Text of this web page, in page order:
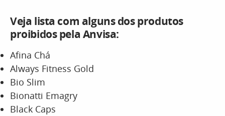
Veja lista com alguns dos produtos
proibidos pela Anvisa:
Afina Chá
Always Fitness Gold
Bio Slim
Bionatti Emagry
Black Caps